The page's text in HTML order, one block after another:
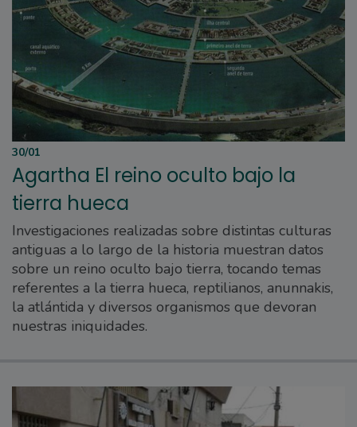
30/01
Agartha El reino oculto bajo la
tierra hueca
Investigaciones realizadas sobre distintas culturas
antiguas a lo largo de la historia muestran datos
sobre un reino oculto bajo tierra, tocando temas
referentes a la tierra hueca, reptilianos, anunnakis,
la atlántida y diversos organismos que devoran
nuestras iniquidades.